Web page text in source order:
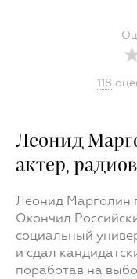
118
Леонид
актер,
Леонид Марголин
Окончил
социальный
и сдал
поработав на